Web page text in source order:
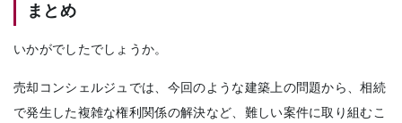
まとめ
いかがでしたでしょうか。
売却コンシェルジュでは、今回のような建築上の問題から、相続
で発生した複雑な権利関係の解決など、難しい案件に取り組むこ